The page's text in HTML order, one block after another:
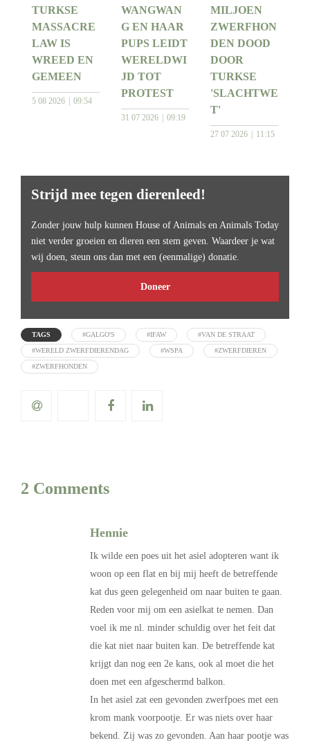
TURKSE
MASSACRE
LAW IS
WREED EN
GEMEEN
5 08 2026 09:54
WANGWAN
G EN HAAR
PUPS LEIDT
WERELDWI
JD TOT
PROTEST
31 07 2026 09:19
MILJOEN
ZWERFHON
DEN DOOD
DOOR
TURKSE
'SLACHTWE
T'
27 07 2026 11:15
Strijd mee tegen dierenleed!
Zonder jouw hulp kunnen House of Animals en Animals Today
niet verder groeien en dieren een stem geven. Waardeer je wat
wij doen, steun ons dan met een (eenmalige) donatie.
Doneer
TAGS #GALGO'S #IFAW #VAN DE STRAAT
#WERELD ZWERFDIERENDAG #WSPA #ZWERFDIEREN
#ZWERFHONDEN
2 Comments
Hennie
Ik wilde een poes uit het asiel adopteren want ik
woon op een flat en bij mij heeft de betreffende
kat dus geen gelegenheid om naar buiten te gaan.
Reden voor mij om een asielkat te nemen. Dan
voel ik me nl. minder schuldig over het feit dat
die kat niet naar buiten kan. De betreffende kat
krijgt dan nog een 2e kans, ook al moet die het
doen met een afgeschermd balkon.
In het asiel zat een gevonden zwerfpoes met een
krom mank voorpootje. Er was niets over haar
bekend. Zij was zo gevonden. Aan haar pootje was